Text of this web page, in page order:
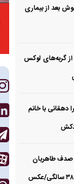
بعد از بیماری
از گربه‌های لوکس
دهقانی با خانم
طاهریان